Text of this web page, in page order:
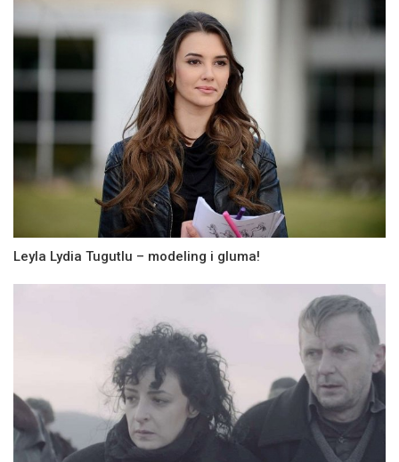
Leyla Lydia Tugutlu – modeling i gluma!